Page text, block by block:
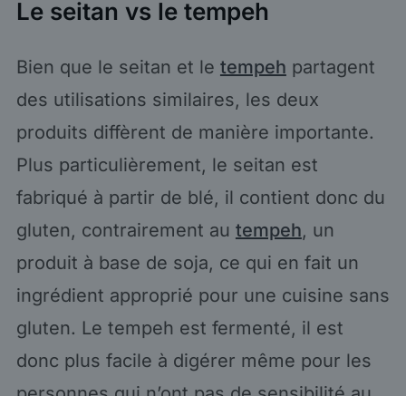
Le seitan vs le tempeh
Bien que le seitan et le tempeh partagent
des utilisations similaires, les deux
produits diffèrent de manière importante.
Plus particulièrement, le seitan est
fabriqué à partir de blé, il contient donc du
gluten, contrairement au tempeh, un
produit à base de soja, ce qui en fait un
ingrédient approprié pour une cuisine sans
gluten. Le tempeh est fermenté, il est
donc plus facile à digérer même pour les